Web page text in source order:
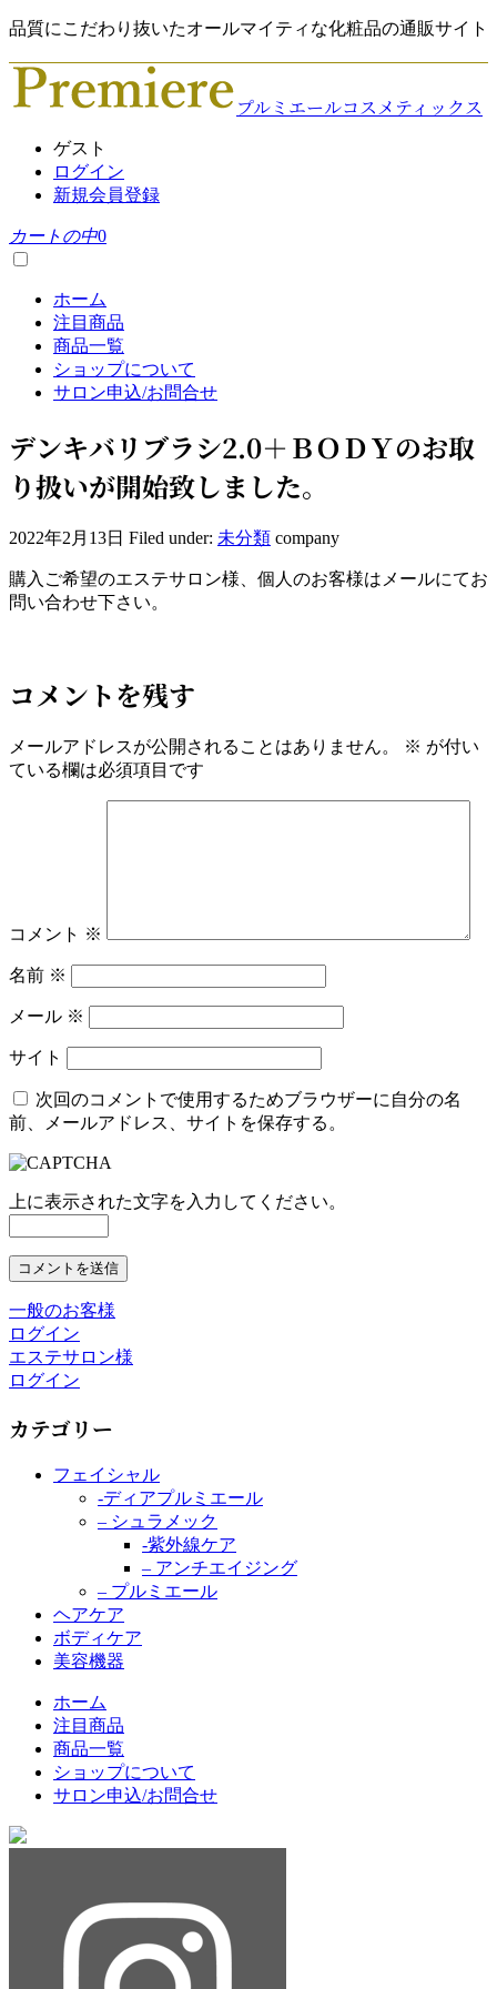
品質にこだわり抜いたオールマイティな化粧品の通販サイト
プルミエールコスメティックス
ゲスト
ログイン
新規会員登録
カートの中0
ホーム
注目商品
商品一覧
ショップについて
サロン申込/お問合せ
デンキバリブラシ2.0＋ＢＯＤＹのお取
り扱いが開始致しました。
2022年2月13日 Filed under: 未分類 company
購入ご希望のエステサロン様、個人のお客様はメールにてお
問い合わせ下さい。
コメントを残す
メールアドレスが公開されることはありません。 ※ が付い
ている欄は必須項目です
コメント ※
名前 ※
メール ※
サイト
次回のコメントで使用するためブラウザーに自分の名
前、メールアドレス、サイトを保存する。
上に表示された文字を入力してください。
一般のお客様
ログイン
エステサロン様
ログイン
カテゴリー
フェイシャル
-ディアプルミエール
– シュラメック
-紫外線ケア
– アンチエイジング
– プルミエール
ヘアケア
ボディケア
美容機器
ホーム
注目商品
商品一覧
ショップについて
サロン申込/お問合せ